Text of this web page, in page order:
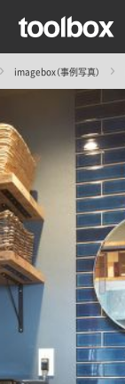
imagebox（事例写真）